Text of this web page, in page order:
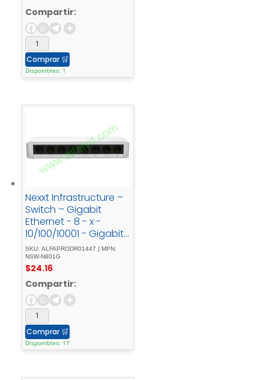
Gigabit - SFPmontaje
- en - rackPoE+ - (124
- W)
Compartir:
Comprar 🛒
Disponibles: 1
Nexxt Infrastructure –
Switch – Gigabit
Ethernet - 8 - x -
10/100/10001 - Gigabit
- EthernetEssential -
Naxos - 801-G -
110/220V
SKU: ALFAPRODR01447 | MPN:
NSW-N801G
$24.16
Compartir:
Comprar 🛒
Disponibles: 17